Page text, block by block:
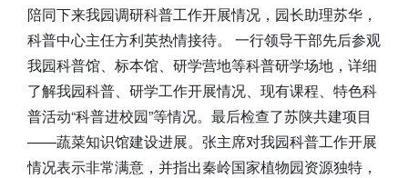
陪同下来我园调研科普工作开展情况，园长助理苏华，
科普中心主任方利英热情接待。 一行领导干部先后参观
我园科普馆、标本馆、研学营地等科普研学场地，详细
了解我园科普、研学工作开展情况、现有课程、特色科
普活动“科普进校园”等情况。最后检查了苏陕共建项目
——蔬菜知识馆建设进展。张主席对我园科普工作开展
情况表示非常满意，并指出秦岭国家植物园资源独特，